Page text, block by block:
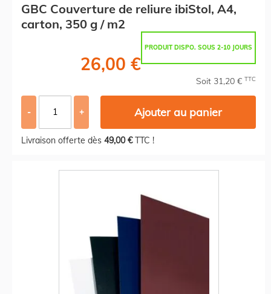
GBC Couverture de reliure ibiStol, A4,
carton, 350 g / m2
PRODUIT DISPO. SOUS 2-10 JOURS
26,00 €
Soit 31,20 € TTC
- + Ajouter au panier
Livraison offerte dès 49,00 €TTC !